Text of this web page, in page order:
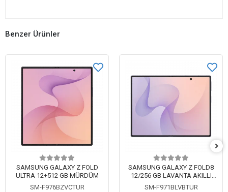
Benzer Ürünler
SAMSUNG GALAXY Z FOLD
ULTRA 12+512 GB MÜRDÜM
SM-F976BZVCTUR
SAMSUNG GALAXY Z FOLD8
12/256 GB LAVANTA AKILLI
TELEFON
SM-F971BLVBTUR